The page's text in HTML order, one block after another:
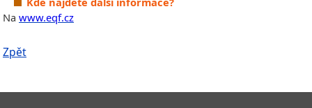
Na www.eqf.cz
Zpět